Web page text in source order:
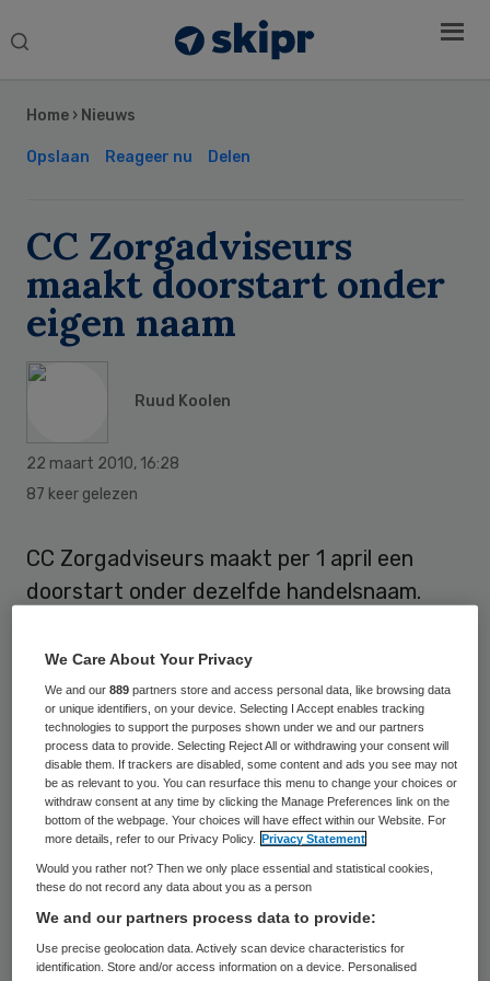
Search
Home › Nieuws
Opslaan Reageer nu Delen
CC Zorgadviseurs
maakt doorstart onder
eigen naam
Ruud Koolen
22 maart 2010, 16:28
87 keer gelezen
CC Zorgadviseurs maakt per 1 april een
doorstart onder dezelfde handelsnaam.
32 naar ongeveer 20 medewerkers.
Vooralsnog blijft CC Zorgadviseurs
gevestigd in Woerden.
Curator verkoopt bedrijfsnaam
terug
“Dankzij de opstelling van de curator
kunnen wij de naamCC Zorgadviseurs
markt houden”, aldus partnerArjen Jeninga
Sidebar
We Care About Your Privacy
We and our889 partners store and access personal data, like browsing data
or unique identifiers, on your device. Selecting I Accept enables tracking
technologies to support the purposes shown under we and our partners
process data to provide. Selecting Reject All or withdrawing your consent will
disable them. If trackers are disabled, some content and ads you see may not
be as relevant to you. You can resurface this menu to change your choices or
withdraw consent at any time by clicking the Manage Preferences link on the
bottom of the webpage. Your choices will have effect within our Website. For
more details, refer to our Privacy Policy.
Privacy Statement
Would you rather not? Then we only place essential and statistical cookies,
these do not record any data about you as a person
We and our partners process data to provide:
Use precise geolocation data. Actively scan device characteristics for
identification. Store and/or access information on a device. Personalised